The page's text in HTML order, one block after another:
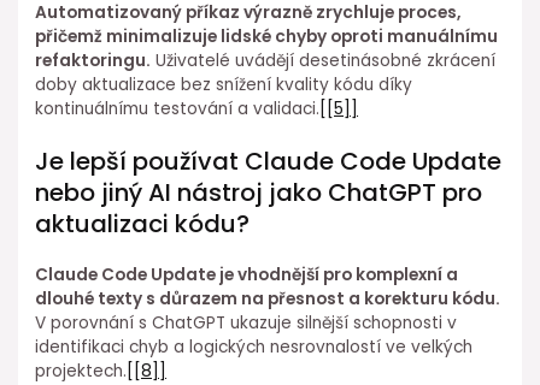
Automatizovaný⁤ příkaz výrazně zrychluje proces,
přičemž minimalizuje lidské chyby oproti manuálnímu
refaktoringu. Uživatelé uvádějí desetinásobné zkrácení
doby aktualizace bez snížení kvality kódu díky
kontinuálnímu testování a validaci. [[5]]
Je⁢ lepší používat Claude Code Update
nebo jiný AI nástroj jako ChatGPT⁣ pro
aktualizaci kódu?
Claude⁢ Code Update je vhodnější⁣ pro komplexní a
dlouhé texty⁤ s⁤ důrazem na přesnost ⁣a ⁣korekturu kódu.
V porovnání s ChatGPT⁤ ukazuje silnější schopnosti v
identifikaci chyb a⁢ logických nesrovnalostí ve velkých
projektech. [[8]]